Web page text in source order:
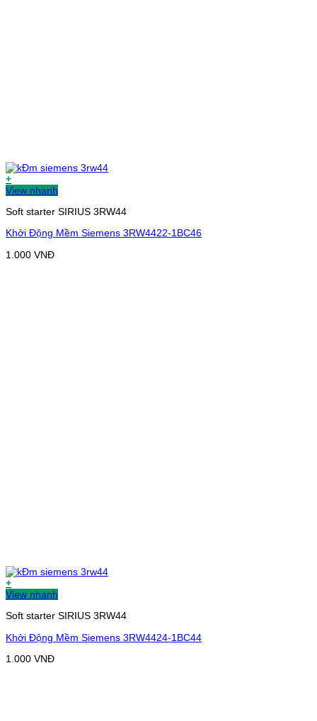
+
View nhanh
Soft starter SIRIUS 3RW44
Khởi Động Mềm Siemens 3RW4422-1BC46
1.000 VNĐ
+
View nhanh
Soft starter SIRIUS 3RW44
Khởi Động Mềm Siemens 3RW4424-1BC44
1.000 VNĐ